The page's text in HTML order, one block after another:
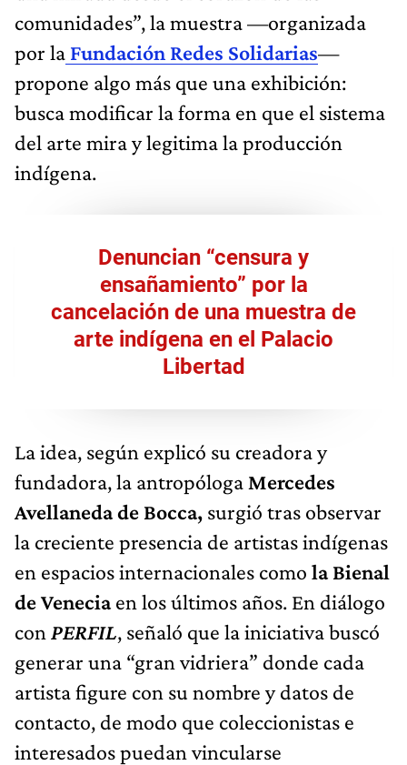
comunidades”, la muestra —organizada
por la Fundación Redes Solidarias—
propone algo más que una exhibición:
busca modificar la forma en que el sistema
del arte mira y legitima la producción
indígena.
Denuncian “censura y
ensañamiento” por la
cancelación de una muestra de
arte indígena en el Palacio
Libertad
La idea, según explicó su creadora y
fundadora, la antropóloga Mercedes
Avellaneda de Bocca, surgió tras observar
la creciente presencia de artistas indígenas
en espacios internacionales como la Bienal
de Veneciaen los últimos años. En diálogo
con PERFIL, señaló que la iniciativa buscó
generar una “gran vidriera” donde cada
artista figure con su nombre y datos de
contacto, de modo que coleccionistas e
interesados puedan vincularse